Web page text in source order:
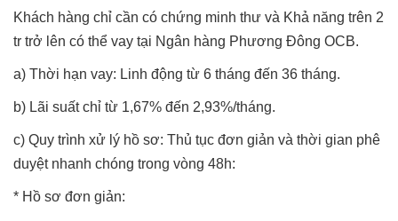
Khách hàng chỉ cần có chứng minh thư và Khả năng trên 2
tr trở lên có thể vay tại Ngân hàng Phương Đông OCB.
a) Thời hạn vay: Linh động từ 6 tháng đến 36 tháng.
b) Lãi suất chỉ từ 1,67% đến 2,93%/tháng.
c) Quy trình xử lý hồ sơ: Thủ tục đơn giản và thời gian phê
duyệt nhanh chóng trong vòng 48h:
* Hồ sơ đơn giản: